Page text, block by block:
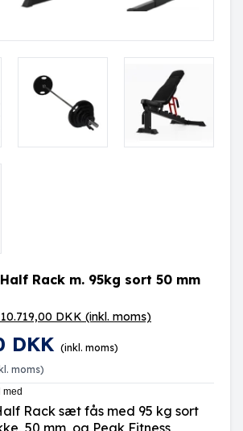
Rack m. 95kg sort 50 mm
DKK (inkl. moms)
DKK (inkl. moms)
moms)
Rack sæt fås med 95 kg sort
50 mm, og Peak Fitness